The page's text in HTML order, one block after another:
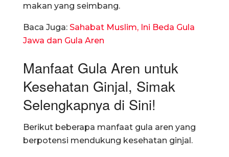
makan yang seimbang.
Baca Juga: Sahabat Muslim, Ini Beda Gula
Jawa dan Gula Aren
Manfaat Gula Aren untuk
Kesehatan Ginjal, Simak
Selengkapnya di Sini!
Berikut beberapa manfaat gula aren yang
berpotensi mendukung kesehatan ginjal.